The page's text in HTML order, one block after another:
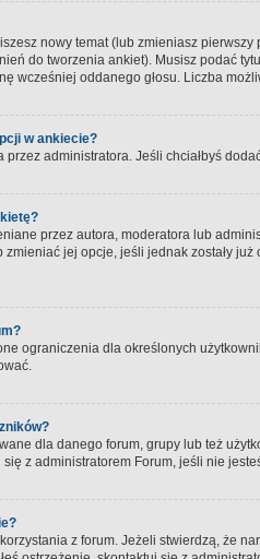
nowy temat (lub zmieniasz
do tworzenia ankiet). Musisz podać
wcześniej oddanego głosu. Liczba
w ankiecie?
administratora. Jeśli chciałbyś
przez autora, moderatora lub
jej opcje, jeśli jednak zostały
ograniczenia dla określonych
dla danego forum, grupy lub też
się z administratorem Forum, jeśli nie
z forum. Jeżeli stwierdzą, że